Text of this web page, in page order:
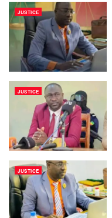
JUSTICE
JUSTICE
JUSTICE